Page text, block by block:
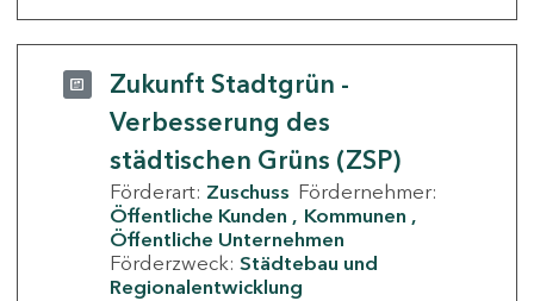
Zukunft Stadtgrün -
Verbesserung des
städtischen Grüns (ZSP)
Förderart: Zuschuss Fördernehmer:
Öffentliche Kunden
Kommunen
Öffentliche Unternehmen
Förderzweck: Städtebau und
Regionalentwicklung